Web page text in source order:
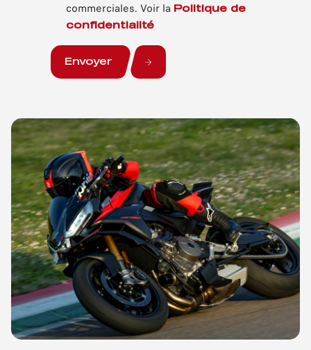
commerciales. Voir la Politique de
confidentialité
Envoyer